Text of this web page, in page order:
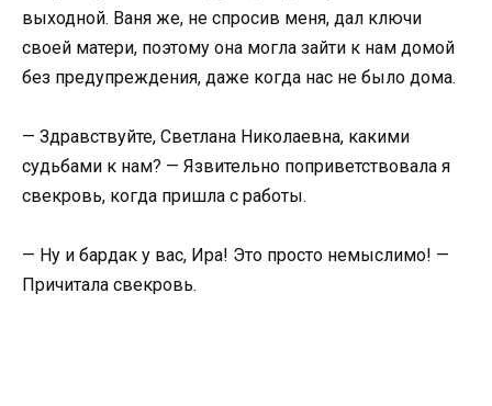
выходной. Ваня же, не спросив меня, дал ключи
своей матери, поэтому она могла зайти к нам домой
без предупреждения, даже когда нас не было дома.
— Здравствуйте, Светлана Николаевна, какими
судьбами к нам? — Язвительно поприветствовала я
свекровь, когда пришла с работы.
— Ну и бардак у вас, Ира! Это просто немыслимо! —
Причитала свекровь.